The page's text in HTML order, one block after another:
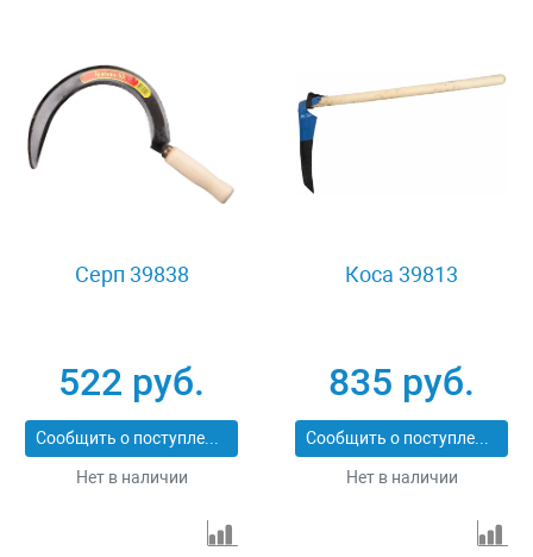
Серп 39838
522 руб.
Сообщить о поступлении
Нет в наличии
Коса 39813
835 руб.
Сообщить о поступлении
Нет в наличии